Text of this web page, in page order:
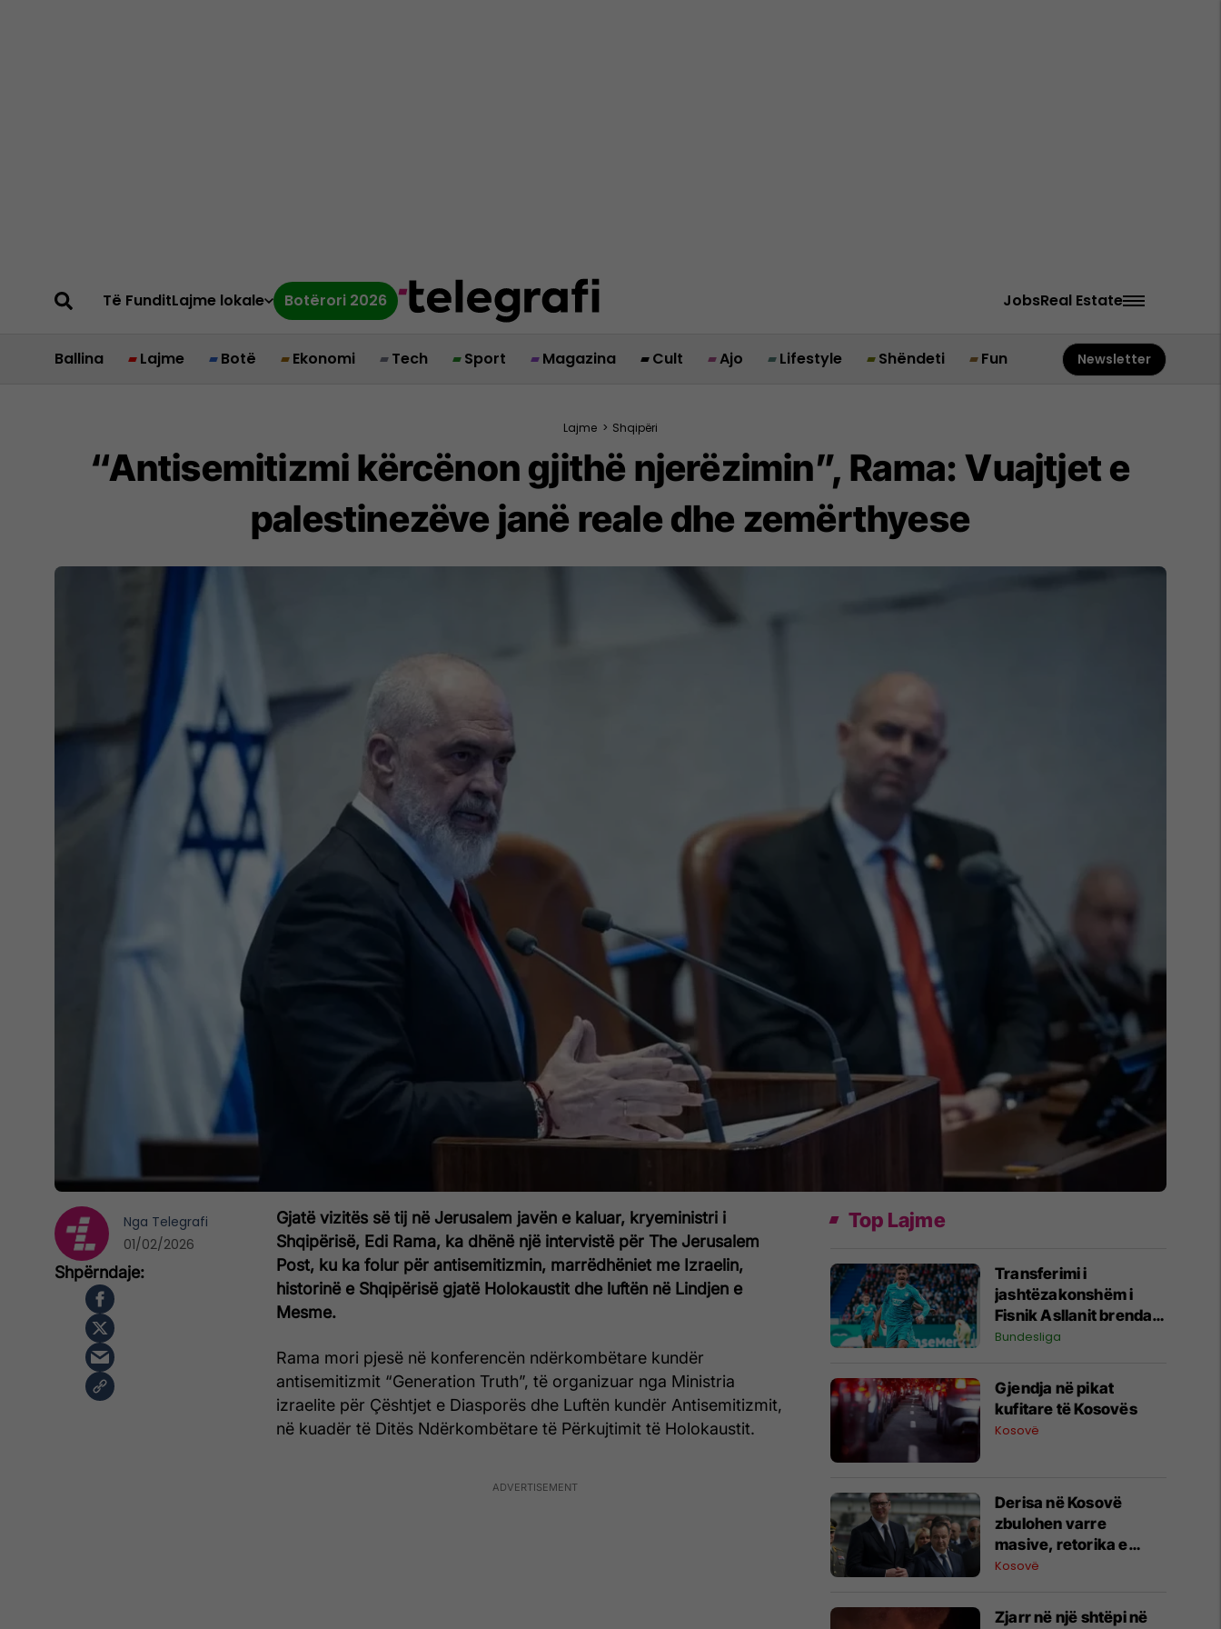
Të FunditLajme lokale Botërori 2026 JobsReal Estate
Ballina Lajme Botë Ekonomi Tech Sport Magazina Cult Ajo Lifestyle Shëndeti Fun Newsletter
Lajme > Shqipëri
“Antisemitizmi kërcënon gjithë njerëzimin”, Rama: Vuajtjet e
palestinezëve janë reale dhe zemërthyese
Gjatë vizitës së tij në Jerusalem javën e kaluar, kryeministri i
Shqipërisë, Edi Rama, ka dhënë një intervistë për The Jerusalem
Post, ku ka folur për antisemitizmin, marrëdhëniet me Izraelin,
historinë e Shqipërisë gjatë Holokaustit dhe luftën në Lindjen e
Mesme.
Rama mori pjesë në konferencën ndërkombëtare kundër
antisemitizmit “Generation Truth”, të organizuar nga Ministria
izraelite për Çështjet e Diasporës dhe Luftën kundër Antisemitizmit,
në kuadër të Ditës Ndërkombëtare të Përkujtimit të Holokaustit.
Nga Telegrafi
01/02/2026
Top Lajme
Transferimi i
jashtëzakonshëm i
Fisnik Asllanit brenda
Bundesligës po bëhet
detajet e fundit
Bundesliga
Gjendja në pikat
kufitare të Kosovës
Kosovë
Derisa në Kosovë
zbulohen varre
masive, retorika e
zyrtarëve serbë
viteve ’90
Kosovë
Zjarr në një shtëpi në